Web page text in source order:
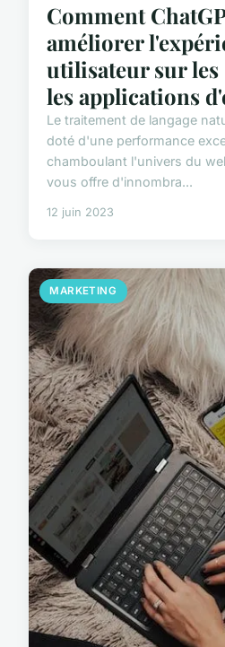
Comment
améliorer
utilisateur sur les
les applications
Le traitement de langage
doté d'une performance
chamboulant l'univers du
vous offre d'innombra...
12 juin 2023
MARKETING